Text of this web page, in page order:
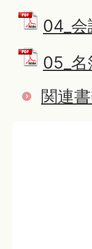
04_
05_
関連